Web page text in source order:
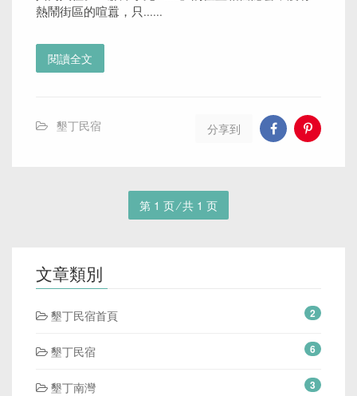
熱鬧街區的喧囂，只......
閱讀全文
墾丁民宿 分享到
第 1 页 ⁄ 共 1 页
文章類別
墾丁民宿首頁 2
墾丁民宿 6
墾丁南灣 3